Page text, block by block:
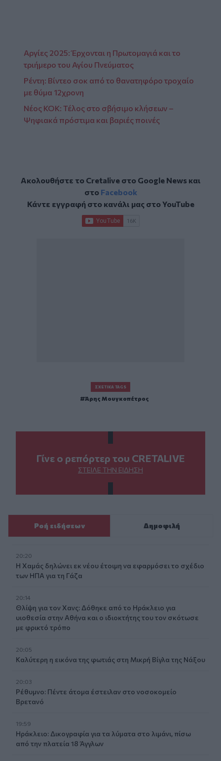
Αργίες 2025: Έρχονται η Πρωτομαγιά και το
τριήμερο του Αγίου Πνεύματος
Ρέντη: Βίντεο σοκ από το θανατηφόρο τροχαίο
με θύμα 12χρονη
Nέος ΚΟΚ: Τέλος στο σβήσιμο κλήσεων –
Ψηφιακά πρόστιμα και βαριές ποινές
Ακολουθήστε το Cretalive στο Google Newsκαι
στο Facebook
Κάντε εγγραφή στο κανάλι μας στοYouTube
ΣΧΕΤΙΚΆ TAGS
Άρης Μουγκοπέτρος
Γίνε ο ρεπόρτερ του CRETALIVE
ΣΤΕΊΛΕ ΤΗΝ ΕΊΔΗΣΗ
Ροή ειδήσεων Δημοφιλή
20:20
Η Χαμάς δηλώνει εκ νέου έτοιμη να εφαρμόσει το σχέδιο
των ΗΠΑ για τη Γάζα
20:14
Θλίψη για τον Χανς: Δόθηκε από το Ηράκλειο για
υιοθεσία στην Αθήνα και ο ιδιοκτήτης του τον σκότωσε
με φρικτό τρόπο
20:05
Καλύτερη η εικόνα της φωτιάς στη Μικρή Βίγλα της Νάξου
20:03
Ρέθυμνο: Πέντε άτομα έστειλαν στο νοσοκομείο
Βρετανό
19:59
Ηράκλειο: Δικογραφία για τα λύματα στο λιμάνι, πίσω
από την πλατεία 18 Άγγλων